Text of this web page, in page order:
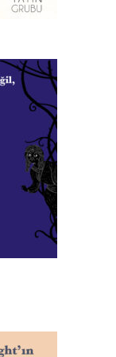
da değil, aynı
kedinin
ortamı son
içinde âdeta
Anna Loura
ve aslında
bu öyküyü
göre
Hele söz
aşmam
durup
ortamları yer